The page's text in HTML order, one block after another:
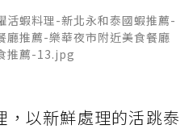
活蝦料理-新北永和泰國蝦推薦-
廳推薦-樂華夜市附近美食餐廳
推薦-13.jpg
以新鮮處理的活跳泰